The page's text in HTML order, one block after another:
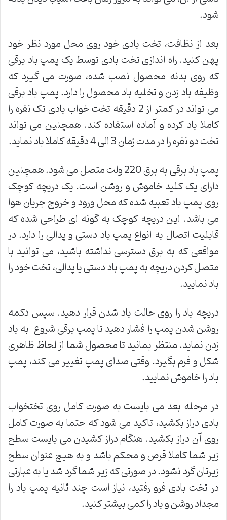
شود.
بعد از نظافت، تخت بادی خود روی محل مورد نظر خود
پهن کنید. راه اندازی تخت بادی توسط یک پمپ باد برقی
که روی بدنه محصول نصب شده، صورت می گیرد که
وظیفه باد زدن و تخلیه باد محصول را دارد. پمپ باد برقی
می تواند در کمتر از 2 دقیقه تخت خواب بادی تک نفره را
کاملا باد کرده و آماده استفاده کند. همچنین می تواند
تخت دو نفره را در مدت زمان 3 الی 4 دقیقه کاملا باد نماید.
پمپ باد برقی به برق 220 ولت متصل می شود. همچنین
دارای یک کلید خاموش و روشن است. یک دریچه کوچک
روی پمپ باد تعبیه شده که محل ورود و خروج جریان هوا
می باشد. این دریچه کوچک به گونه ای طراحی شده که
قابلیت اتصال به انواع پمپ باد دستی و پدالی را دارد. در
مواقعی که به برق دسترسی نداشته باشید، می توانید با
متصل کردن دریچه به پمپ باد دستی یا پدالی، تخت خود را
باد نمایید.
دریچه باد را روی حالت باد شدن قرار دهید. سپس دکمه
روشن شدن پمپ را فشار دهید تا پمپ برقی شروع به باد
زدن نماید. منتظر بمانید تا محصول شما از لحاظ ظاهری
شکل و فرم بگیرد. وقتی صدای پمپ تغییر می کند، پمپ
باد را خاموش نمایید.
در مرحله بعد می بایست به صورت کامل روی تختخواب
بادی دراز بکشید، تاکید می شود که حتما به صورت کامل
روی آن دراز بکشید. هنگام دراز کشیدن می بایست سطح
زیر شما کاملا قرص و محکم باشد و به هیچ عنوان سطح
زیرتان گرد نشود. در صورتی که زیر شما گرد شد یا به عبارتی
در تخت بادی فرو رفتید، نیاز است چند ثانیه پمپ باد را
مجداد روشن و باد را کمی بیشتر کنید.